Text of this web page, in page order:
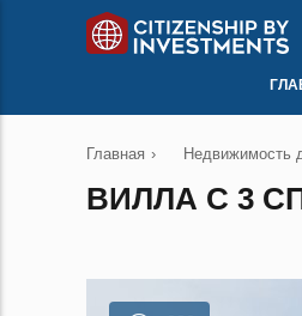
Главная › Недвижимость
ВИЛЛА С 3